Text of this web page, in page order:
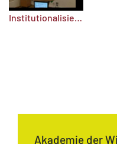
Institutionalisierte Islamfeindlichkeit: Islam als Störfaktor in der Schule?
Akademie der